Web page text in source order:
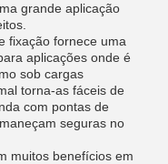
grande aplicação
fixação fornece uma
aplicações onde é
sob cargas
torna-as fáceis de
com pontas de
seguras no
muitos benefícios em